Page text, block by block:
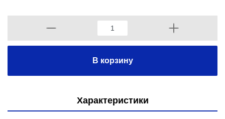
В корзину
Характеристики